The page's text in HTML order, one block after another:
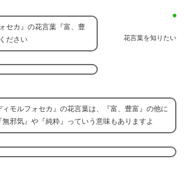
花言葉を知りたい
セカ』の花言葉『富、豊
ださい
ィモルフォセカ』の花言葉は、『富、豊富』の他に
無邪気』や『純粋』っていう意味もありますよ